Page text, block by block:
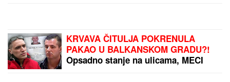
(FOTO, VIDEO) "MORALI